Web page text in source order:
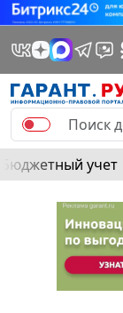
Бюджетный учет